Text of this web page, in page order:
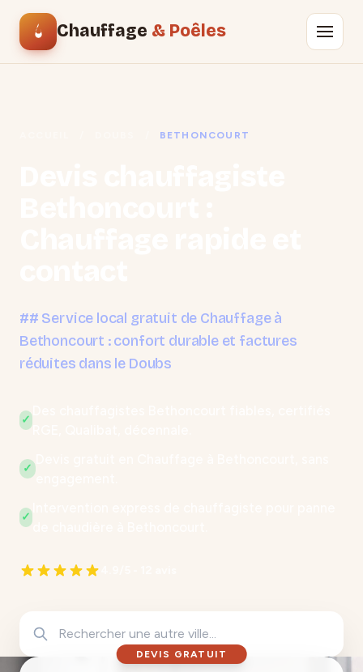
Chauffage & Poêles
BETHONCOURT
## Service local gratuit de Chauffage à
Bethoncourt : confort durable et factures
réduites dans le Doubs
✓
✓
✓
de chaudière à Bethoncourt.
DEVIS GRATUIT